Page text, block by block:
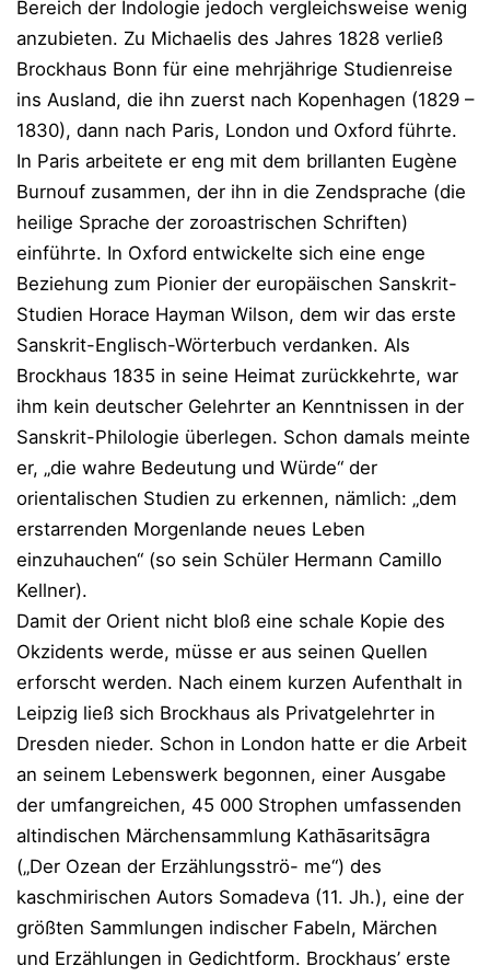
Bereich der Indologie jedoch vergleichsweise wenig
anzubieten. Zu Michaelis des Jahres 1828 verließ
Brockhaus Bonn für eine mehrjährige Studienreise
ins Ausland, die ihn zuerst nach Kopenhagen (1829 –
1830), dann nach Paris, London und Oxford führte.
In Paris arbeitete er eng mit dem brillanten Eugène
Burnouf zusammen, der ihn in die Zendsprache (die
heilige Sprache der zoroastrischen Schriften)
einführte. In Oxford entwickelte sich eine enge
Beziehung zum Pionier der europäischen Sanskrit-
Studien Horace Hayman Wilson, dem wir das erste
Sanskrit-Englisch-Wörterbuch verdanken. Als
Brockhaus 1835 in seine Heimat zurückkehrte, war
ihm kein deutscher Gelehrter an Kenntnissen in der
Sanskrit-Philologie überlegen. Schon damals meinte
er, „die wahre Bedeutung und Würde“ der
orientalischen Studien zu erkennen, nämlich: „dem
erstarrenden Morgenlande neues Leben
einzuhauchen“ (so sein Schüler Hermann Camillo
Kellner).
Damit der Orient nicht bloß eine schale Kopie des
Okzidents werde, müsse er aus seinen Quellen
erforscht werden. Nach einem kurzen Aufenthalt in
Leipzig ließ sich Brockhaus als Privatgelehrter in
Dresden nieder. Schon in London hatte er die Arbeit
an seinem Lebenswerk begonnen, einer Ausgabe
der umfangreichen, 45 000 Strophen umfassenden
altindischen Märchensammlung Kathāsaritsāgra
(„Der Ozean der Erzählungsströ- me“) des
kaschmirischen Autors Somadeva (11. Jh.), eine der
größten Sammlungen indischer Fabeln, Märchen
und Erzählungen in Gedichtform. Brockhaus’ erste